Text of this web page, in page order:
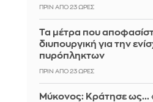
ΠΡΙΝ ΑΠΌ 23 ΏΡΕΣ
Τα μέτρα που
διυπουργική για την
πυρόπληκτων
ΠΡΙΝ ΑΠΌ 23 ΏΡΕΣ
Μύκονος: Κράτησε ως...